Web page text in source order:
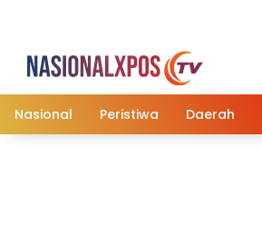
Nasional
Peristiwa Daerah